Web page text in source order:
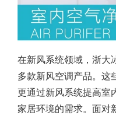
在新风系统领域，浙大
多款新风空调产品。这
更通过新风系统提高室
家居环境的需求。面对